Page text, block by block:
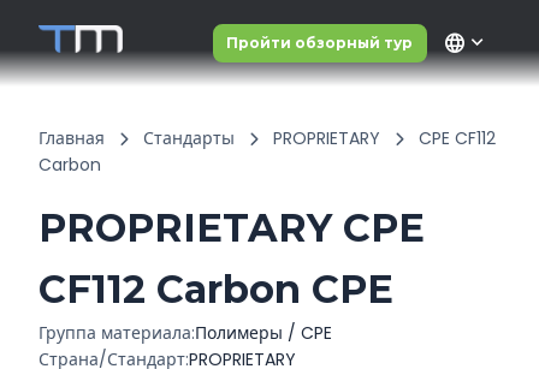
Пройти обзорный тур language
Главная Стандарты PROPRIETARY
CPE CF112
Carbon
PROPRIETARY CPE
CF112 Carbon CPE
Группа материала:Полимеры / CPE
Страна/Стандарт:PROPRIETARY